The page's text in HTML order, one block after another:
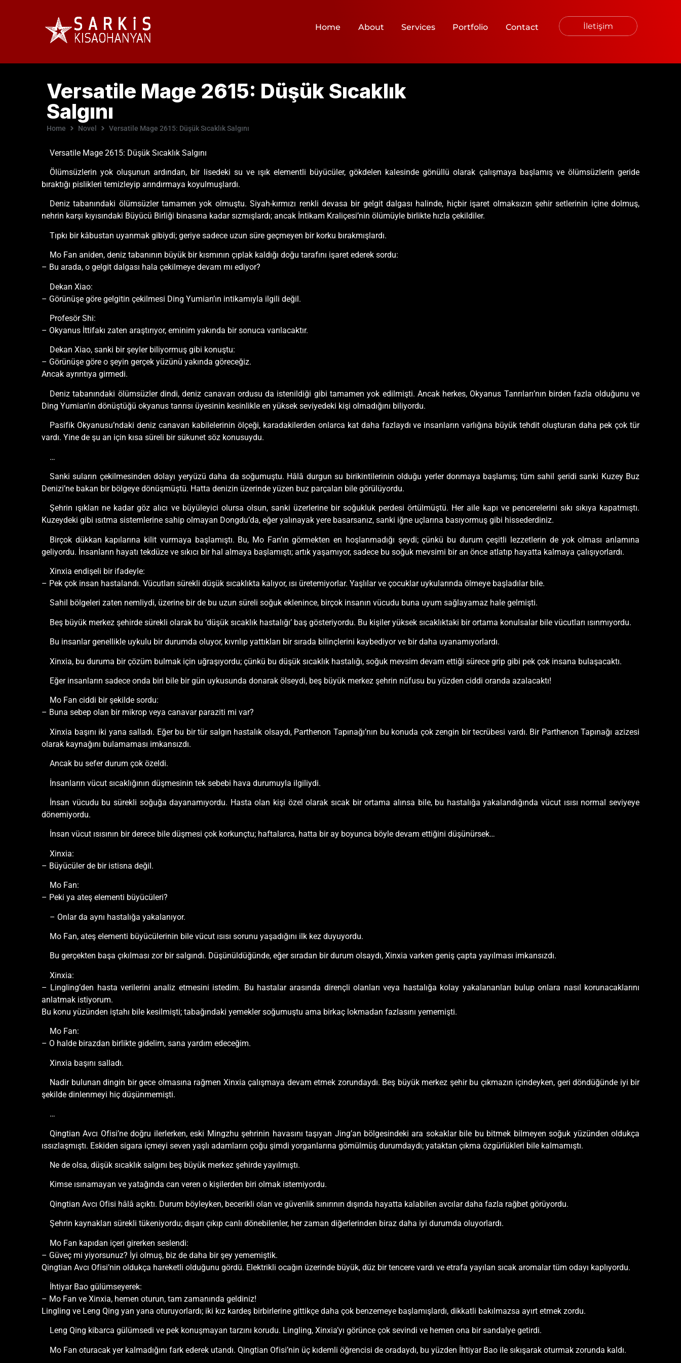
Home About Services Portfolio Contact İletişim
Versatile Mage 2615: Düşük Sıcaklık
Salgını
Home Novel Versatile Mage 2615: Düşük Sıcaklık Salgını
Versatile Mage 2615: Düşük Sıcaklık Salgını
Ölümsüzlerin yok oluşunun ardından, bir lisedeki su ve ışık elementli büyücüler, gökdelen kalesinde gönüllü olarak çalışmaya başlamış ve ölümsüzlerin geride
bıraktığı pislikleri temizleyip arındırmaya koyulmuşlardı.
Deniz tabanındaki ölümsüzler tamamen yok olmuştu. Siyah-kırmızı renkli devasa bir gelgit dalgası halinde, hiçbir işaret olmaksızın şehir setlerinin içine dolmuş,
nehrin karşı kıyısındaki Büyücü Birliği binasına kadar sızmışlardı; ancak İntikam Kraliçesi’nin ölümüyle birlikte hızla çekildiler.
Tıpkı bir kâbustan uyanmak gibiydi; geriye sadece uzun süre geçmeyen bir korku bırakmışlardı.
Mo Fan aniden, deniz tabanının büyük bir kısmının çıplak kaldığı doğu tarafını işaret ederek sordu:
– Bu arada, o gelgit dalgası hala çekilmeye devam mı ediyor?
Dekan Xiao:
– Görünüşe göre gelgitin çekilmesi Ding Yumian’ın intikamıyla ilgili değil.
Profesör Shi:
– Okyanus İttifakı zaten araştırıyor, eminim yakında bir sonuca varılacaktır.
Dekan Xiao, sanki bir şeyler biliyormuş gibi konuştu:
– Görünüşe göre o şeyin gerçek yüzünü yakında göreceğiz.
Ancak ayrıntıya girmedi.
Deniz tabanındaki ölümsüzler dindi, deniz canavarı ordusu da istenildiği gibi tamamen yok edilmişti. Ancak herkes, Okyanus Tanrıları’nın birden fazla olduğunu ve
Ding Yumian’ın dönüştüğü okyanus tanrısı üyesinin kesinlikle en yüksek seviyedeki kişi olmadığını biliyordu.
Pasifik Okyanusu’ndaki deniz canavarı kabilelerinin ölçeği, karadakilerden onlarca kat daha fazlaydı ve insanların varlığına büyük tehdit oluşturan daha pek çok tür
vardı. Yine de şu an için kısa süreli bir sükunet söz konusuydu.
…
Sanki suların çekilmesinden dolayı yeryüzü daha da soğumuştu. Hâlâ durgun su birikintilerinin olduğu yerler donmaya başlamış; tüm sahil şeridi sanki Kuzey Buz
Denizi’ne bakan bir bölgeye dönüşmüştü. Hatta denizin üzerinde yüzen buz parçaları bile görülüyordu.
Şehrin ışıkları ne kadar göz alıcı ve büyüleyici olursa olsun, sanki üzerlerine bir soğukluk perdesi örtülmüştü. Her aile kapı ve pencerelerini sıkı sıkıya kapatmıştı.
Kuzeydeki gibi ısıtma sistemlerine sahip olmayan Dongdu’da, eğer yalınayak yere basarsanız, sanki iğne uçlarına basıyormuş gibi hissederdiniz.
Birçok dükkan kapılarına kilit vurmaya başlamıştı. Bu, Mo Fan’ın görmekten en hoşlanmadığı şeydi; çünkü bu durum çeşitli lezzetlerin de yok olması anlamına
geliyordu. İnsanların hayatı tekdüze ve sıkıcı bir hal almaya başlamıştı; artık yaşamıyor, sadece bu soğuk mevsimi bir an önce atlatıp hayatta kalmaya çalışıyorlardı.
Xinxia endişeli bir ifadeyle:
– Pek çok insan hastalandı. Vücutları sürekli düşük sıcaklıkta kalıyor, ısı üretemiyorlar. Yaşlılar ve çocuklar uykularında ölmeye başladılar bile.
Sahil bölgeleri zaten nemliydi, üzerine bir de bu uzun süreli soğuk eklenince, birçok insanın vücudu buna uyum sağlayamaz hale gelmişti.
Beş büyük merkez şehirde sürekli olarak bu ‘düşük sıcaklık hastalığı’ baş gösteriyordu. Bu kişiler yüksek sıcaklıktaki bir ortama konulsalar bile vücutları ısınmıyordu.
Bu insanlar genellikle uykulu bir durumda oluyor, kıvrılıp yattıkları bir sırada bilinçlerini kaybediyor ve bir daha uyanamıyorlardı.
Xinxia, bu duruma bir çözüm bulmak için uğraşıyordu; çünkü bu düşük sıcaklık hastalığı, soğuk mevsim devam ettiği sürece grip gibi pek çok insana bulaşacaktı.
Eğer insanların sadece onda biri bile bir gün uykusunda donarak ölseydi, beş büyük merkez şehrin nüfusu bu yüzden ciddi oranda azalacaktı!
Mo Fan ciddi bir şekilde sordu:
– Buna sebep olan bir mikrop veya canavar paraziti mi var?
Xinxia başını iki yana salladı. Eğer bu bir tür salgın hastalık olsaydı, Parthenon Tapınağı’nın bu konuda çok zengin bir tecrübesi vardı. Bir Parthenon Tapınağı azizesi
olarak kaynağını bulamaması imkansızdı.
Ancak bu sefer durum çok özeldi.
İnsanların vücut sıcaklığının düşmesinin tek sebebi hava durumuyla ilgiliydi.
İnsan vücudu bu sürekli soğuğa dayanamıyordu. Hasta olan kişi özel olarak sıcak bir ortama alınsa bile, bu hastalığa yakalandığında vücut ısısı normal seviyeye
dönemiyordu.
İnsan vücut ısısının bir derece bile düşmesi çok korkunçtu; haftalarca, hatta bir ay boyunca böyle devam ettiğini düşünürsek…
Xinxia:
– Büyücüler de bir istisna değil.
Mo Fan:
– Peki ya ateş elementi büyücüleri?
– Onlar da aynı hastalığa yakalanıyor.
Mo Fan, ateş elementi büyücülerinin bile vücut ısısı sorunu yaşadığını ilk kez duyuyordu.
Bu gerçekten başa çıkılması zor bir salgındı. Düşünüldüğünde, eğer sıradan bir durum olsaydı, Xinxia varken geniş çapta yayılması imkansızdı.
Xinxia:
– Lingling’den hasta verilerini analiz etmesini istedim. Bu hastalar arasında dirençli olanları veya hastalığa kolay yakalananları bulup onlara nasıl korunacaklarını
anlatmak istiyorum.
Bu konu yüzünden iştahı bile kesilmişti; tabağındaki yemekler soğumuştu ama birkaç lokmadan fazlasını yememişti.
Mo Fan:
– O halde birazdan birlikte gidelim, sana yardım edeceğim.
Xinxia başını salladı.
Nadir bulunan dingin bir gece olmasına rağmen Xinxia çalışmaya devam etmek zorundaydı. Beş büyük merkez şehir bu çıkmazın içindeyken, geri döndüğünde iyi bir
şekilde dinlenmeyi hiç düşünmemişti.
…
Qingtian Avcı Ofisi’ne doğru ilerlerken, eski Mingzhu şehrinin havasını taşıyan Jing’an bölgesindeki ara sokaklar bile bu bitmek bilmeyen soğuk yüzünden oldukça
ıssızlaşmıştı. Eskiden sigara içmeyi seven yaşlı adamların çoğu şimdi yorganlarına gömülmüş durumdaydı; yataktan çıkma özgürlükleri bile kalmamıştı.
Ne de olsa, düşük sıcaklık salgını beş büyük merkez şehirde yayılmıştı.
Kimse ısınamayan ve yatağında can veren o kişilerden biri olmak istemiyordu.
Qingtian Avcı Ofisi hâlâ açıktı. Durum böyleyken, becerikli olan ve güvenlik sınırının dışında hayatta kalabilen avcılar daha fazla rağbet görüyordu.
Şehrin kaynakları sürekli tükeniyordu; dışarı çıkıp canlı dönebilenler, her zaman diğerlerinden biraz daha iyi durumda oluyorlardı.
Mo Fan kapıdan içeri girerken seslendi:
– Güveç mi yiyorsunuz? İyi olmuş, biz de daha bir şey yememiştik.
Qingtian Avcı Ofisi’nin oldukça hareketli olduğunu gördü. Elektrikli ocağın üzerinde büyük, düz bir tencere vardı ve etrafa yayılan sıcak aromalar tüm odayı kaplıyordu.
İhtiyar Bao gülümseyerek:
– Mo Fan ve Xinxia, hemen oturun, tam zamanında geldiniz!
Lingling ve Leng Qing yan yana oturuyorlardı; iki kız kardeş birbirlerine gittikçe daha çok benzemeye başlamışlardı, dikkatli bakılmazsa ayırt etmek zordu.
Leng Qing kibarca gülümsedi ve pek konuşmayan tarzını korudu. Lingling, Xinxia’yı görünce çok sevindi ve hemen ona bir sandalye getirdi.
Mo Fan oturacak yer kalmadığını fark ederek utandı. Qingtian Ofisi’nin üç kıdemli öğrencisi de oradaydı, bu yüzden İhtiyar Bao ile sıkışarak oturmak zorunda kaldı.